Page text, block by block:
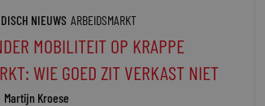
NIEUWS ARBEIDSMARKT
MOBILITEIT OP KRAPPE
WIE GOED ZIT VERKAST NIET
Martijn Kroese